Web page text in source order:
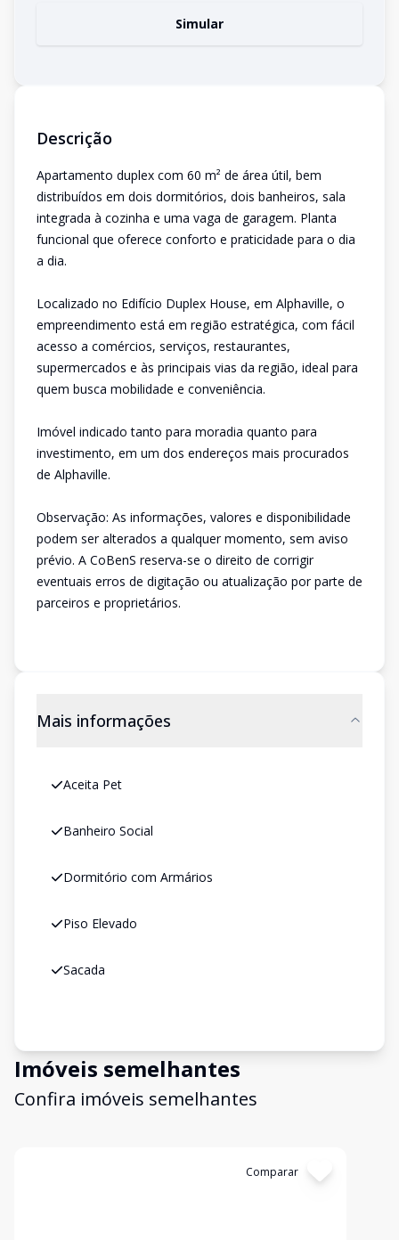
Simular
Descrição
Apartamento duplex com 60 m² de área útil, bem
distribuídos em dois dormitórios, dois banheiros, sala
integrada à cozinha e uma vaga de garagem. Planta
funcional que oferece conforto e praticidade para o dia
a dia.
Localizado no Edifício Duplex House, em Alphaville, o
empreendimento está em região estratégica, com fácil
acesso a comércios, serviços, restaurantes,
supermercados e às principais vias da região, ideal para
quem busca mobilidade e conveniência.
Imóvel indicado tanto para moradia quanto para
investimento, em um dos endereços mais procurados
de Alphaville.
Observação: As informações, valores e disponibilidade
podem ser alterados a qualquer momento, sem aviso
prévio. A CoBenS reserva-se o direito de corrigir
eventuais erros de digitação ou atualização por parte de
parceiros e proprietários.
Mais informações
Aceita Pet
Banheiro Social
Dormitório com Armários
Piso Elevado
Sacada
Imóveis semelhantes
Confira imóveis semelhantes
Comparar